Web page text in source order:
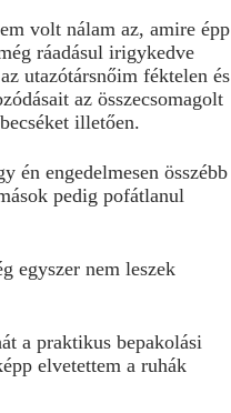
volt nálam az, amire épp
ráadásul irigykedve
utazótársnőim féktelen és
az összecsomagolt
illetően.
én engedelmesen összébb
pedig pofátlanul
egyszer nem leszek
a praktikus bepakolási
elvetettem a ruhák